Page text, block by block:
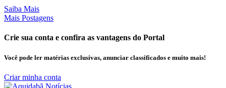
Saiba Mais
Mais Postagens
Crie sua conta e confira as vantagens do Portal
Você pode ler matérias exclusivas, anunciar classificados e muito mais!
Criar minha conta